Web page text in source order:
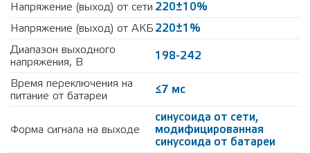
Напряжение (выход) от сети 220±10%
Напряжение (выход) от АКБ 220±1%
Диапазон выходного
напряжения, В
198-242
Время переключения на
питание от батареи
≤7 мс
Форма сигнала на выходе
синусоида от сети,
модифицированная
синусоида от батареи